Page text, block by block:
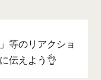
等のリアクショ
伝えよう👌